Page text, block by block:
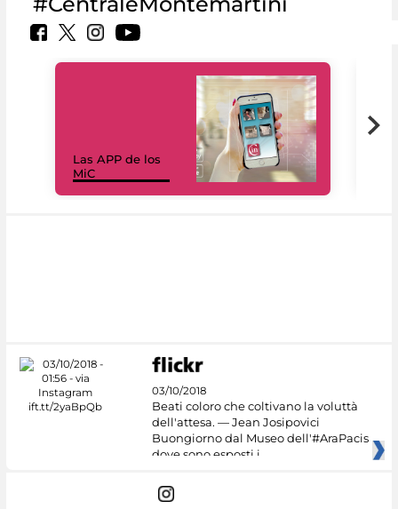
Las APP de los
MiC
03/10/2018
Beati coloro che coltivano la voluttà
dell'attesa. — Jean Josipovici
Buongiorno dal Museo dell'#AraPacis
dove sono esposti i